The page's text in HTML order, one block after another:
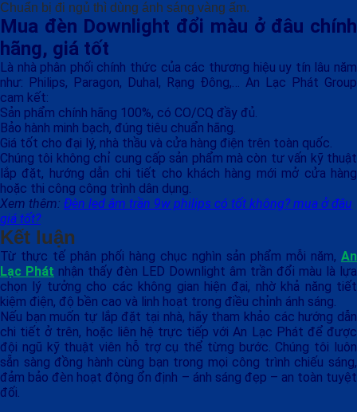
Chuẩn bị đi ngủ thì dùng ánh sáng vàng ấm.
Mua đèn Downlight đổi màu ở đâu chính
hãng, giá tốt
Là nhà phân phối chính thức của các thương hiệu uy tín lâu năm
như: Philips, Paragon, Duhal, Rạng Đông,… An Lạc Phát Group
cam kết:
Sản phẩm chính hãng 100%, có CO/CQ đầy đủ.
Bảo hành minh bạch, đúng tiêu chuẩn hãng.
Giá tốt cho đại lý, nhà thầu và cửa hàng điện trên toàn quốc.
Chúng tôi không chỉ cung cấp sản phẩm mà còn tư vấn kỹ thuật
lắp đặt, hướng dẫn chi tiết cho khách hàng mới mở cửa hàng
hoặc thi công công trình dân dụng.
Xem thêm: Đèn led âm trần 9w philips có tốt không? mua ở đâu
giá tốt?
Kết luận
Từ thực tế phân phối hàng chục nghìn sản phẩm mỗi năm, An
Lạc Phát nhận thấy đèn LED Downlight âm trần đổi màu là lựa
chọn lý tưởng cho các không gian hiện đại, nhờ khả năng tiết
kiệm điện, độ bền cao và linh hoạt trong điều chỉnh ánh sáng.
Nếu bạn muốn tự lắp đặt tại nhà, hãy tham khảo các hướng dẫn
chi tiết ở trên, hoặc liên hệ trực tiếp với An Lạc Phát để được
đội ngũ kỹ thuật viên hỗ trợ cụ thể từng bước. Chúng tôi luôn
sẵn sàng đồng hành cùng bạn trong mọi công trình chiếu sáng,
đảm bảo đèn hoạt động ổn định – ánh sáng đẹp – an toàn tuyệt
đối.